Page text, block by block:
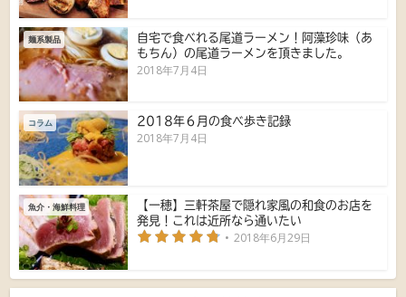
麺系製品
自宅で食べれる尾道ラーメン！阿藻珍味（あ
もちん）の尾道ラーメンを頂きました。
2018年7月4日
コラム 2018年６月の食べ歩き記録
2018年7月4日
魚介・海鮮料理
【一穂】三軒茶屋で隠れ家風の和食のお店を
発見！これは近所なら通いたい
2018年6月29日